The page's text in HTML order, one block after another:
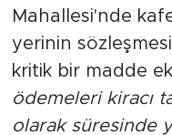
Mahallesi'nde
yerinin
kritik bir madde
ödemeleri kiracı
olarak süresinde